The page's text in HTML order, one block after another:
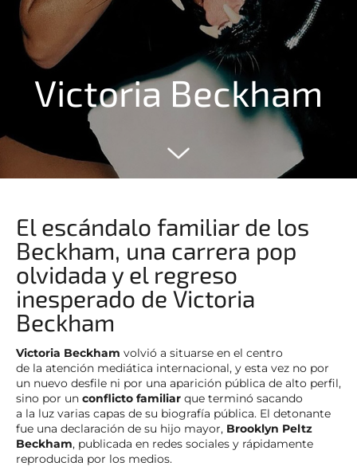
Victoria Beckham
El escándalo familiar de los
Beckham, una carrera pop
olvidada y el regreso
inesperado de Victoria
Beckham
Victoria Beckham volvió a situarse en el centro
de la atención mediática internacional, y esta vez no por
un nuevo desfile ni por una aparición pública de alto perfil,
sino por un conflicto familiar que terminó sacando
a la luz varias capas de su biografía pública. El detonante
fue una declaración de su hijo mayor, Brooklyn Peltz
Beckham, publicada en redes sociales y rápidamente
reproducida por los medios.